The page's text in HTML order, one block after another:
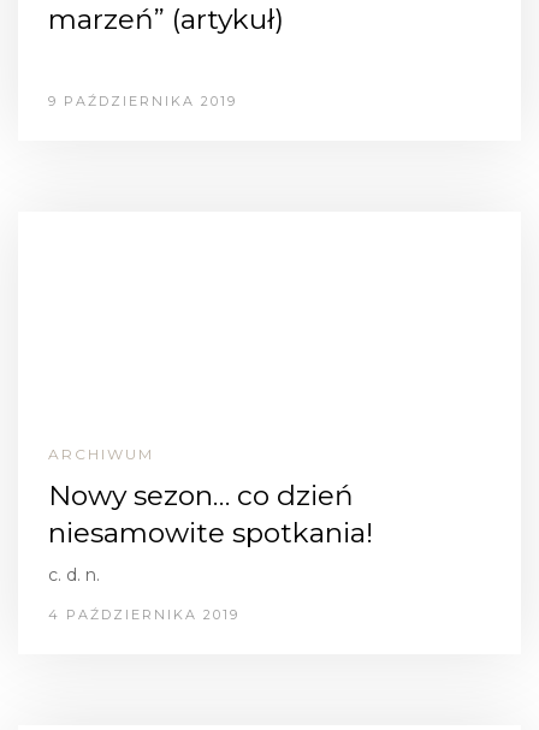
marzeń” (artykuł)
9 PAŹDZIERNIKA 2019
ARCHIWUM
Nowy sezon… co dzień
niesamowite spotkania!
c. d. n.
4 PAŹDZIERNIKA 2019